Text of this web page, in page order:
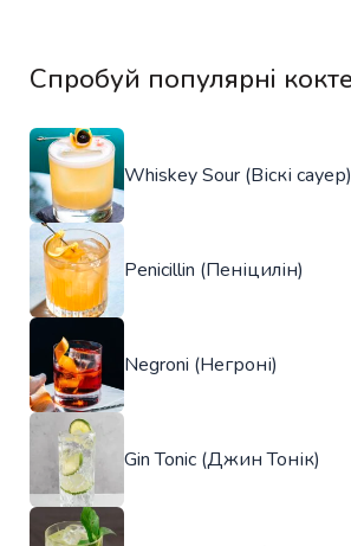
Спробуй популярні
Whiskey Sour (Віскі сауер)
Penicillin (Пеніцилін)
Negroni (Негроні)
Gin Tonic (Джин Тонік)